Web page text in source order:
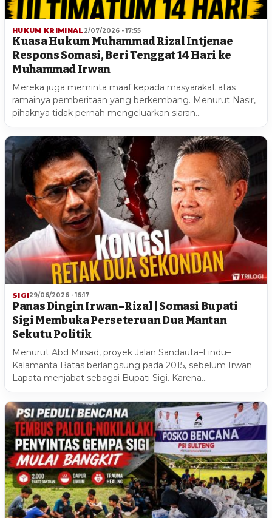
HUKUM KRIMINAL 2/07/2026 - 17:55
Kuasa Hukum Muhammad Rizal Intjenae
Respons Somasi, Beri Tenggat 14 Hari ke
Muhammad Irwan
Mereka juga meminta maaf kepada masyarakat atas
ramainya pemberitaan yang berkembang. Menurut Nasir,
pihaknya tidak pernah mengeluarkan siaran…
SIGI29/06/2026 - 16:17
Panas Dingin Irwan–Rizal | Somasi Bupati
Sigi Membuka Perseteruan Dua Mantan
Sekutu Politik
Menurut Abd Mirsad, proyek Jalan Sandauta–Lindu–
Kalamanta Batas berlangsung pada 2015, sebelum Irwan
Lapata menjabat sebagai Bupati Sigi. Karena…